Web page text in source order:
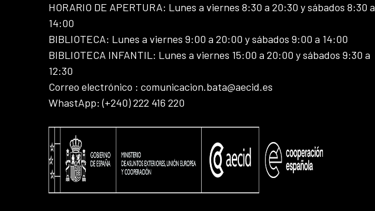
HORARIO DE APERTURA: Lunes a viernes 8:30 a 20:30 y sábados 8:30 a
14:00
BIBLIOTECA: Lunes a viernes 9:00 a 20:00 y sábados 9:00 a 14:00
BIBLIOTECA INFANTIL: Lunes a viernes 15:00 a 20:00 y sábados 9:30 a
12:30
Correo electrónico : comunicacion.bata@aecid.es
WhastApp: (+240) 222 416 220